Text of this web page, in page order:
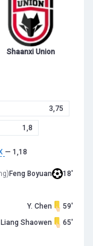
Shaanxi Union
3,75
1,8
— 1,18
Feng Boyuan
18'
Y. Chen
59'
Liang Shaowen
65'